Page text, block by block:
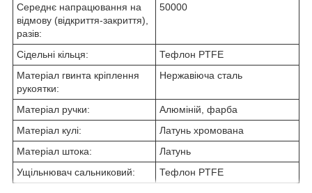
Середнє напрацювання на
відмову (відкриття-закриття),
разів:
50000
Сідельні кільця:
Тефлон PTFE
Матеріал гвинта кріплення
рукоятки:
Нержавіюча сталь
Матеріал ручки:
Алюміній, фарба
Матеріал кулі:
Латунь хромована
Матеріал штока:
Латунь
Ущільнювач сальниковий:
Тефлон PTFE